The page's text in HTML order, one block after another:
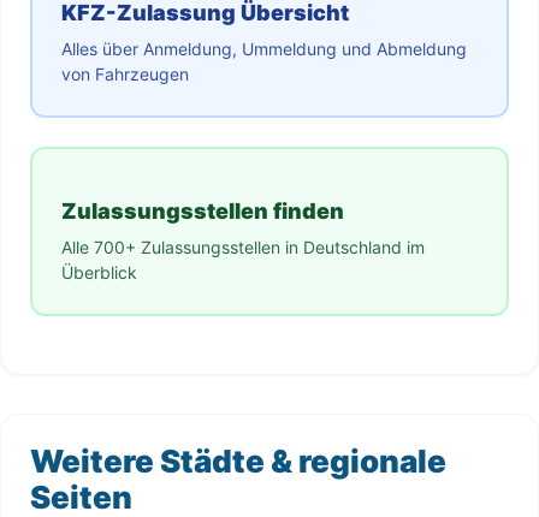
KFZ-Zulassung Übersicht
Alles über Anmeldung, Ummeldung und Abmeldung
von Fahrzeugen
Zulassungsstellen finden
Alle 700+ Zulassungsstellen in Deutschland im
Überblick
Weitere Städte & regionale
Seiten